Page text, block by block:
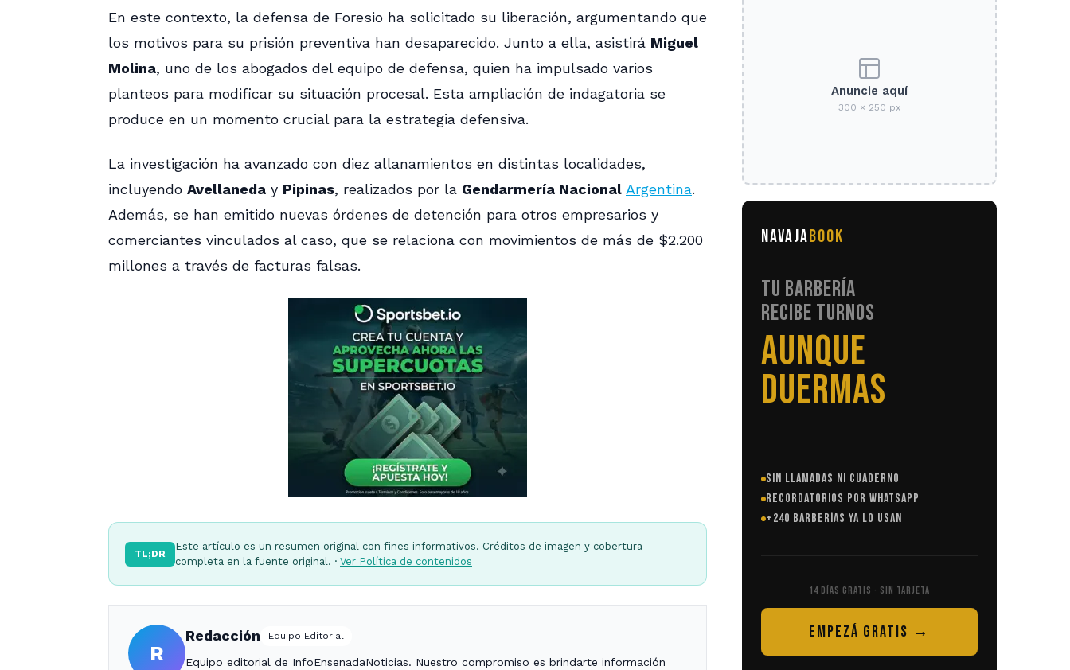
En este contexto, la defensa de Foresio ha solicitado su liberación, argumentando que
los motivos para su prisión preventiva han desaparecido. Junto a ella, asistirá Miguel
Molina, uno de los abogados del equipo de defensa, quien ha impulsado varios
planteos para modificar su situación procesal. Esta ampliación de indagatoria se
produce en un momento crucial para la estrategia defensiva.
La investigación ha avanzado con diez allanamientos en distintas localidades,
incluyendo Avellaneda y Pipinas, realizados por la Gendarmería Nacional Argentina.
Además, se han emitido nuevas órdenes de detención para otros empresarios y
comerciantes vinculados al caso, que se relaciona con movimientos de más de $2.200
millones a través de facturas falsas.
TL;DR
Este artículo es un resumen original con fines informativos. Créditos de imagen y cobertura
completa en la fuente original. · Ver Política de contenidos
R
Redacción Equipo Editorial
Equipo editorial de InfoEnsenadaNoticias. Nuestro compromiso es brindarte información
Anuncie aquí
300 × 250 px
NAVAJABOOK
TU BARBERÍA
RECIBE TURNOS
SIN LLAMADAS
SIN LLAMADAS NI CUADERNO
RECORDATORIOS POR WHATSAPP
+240 BARBERÍAS YA LO USAN
14 DÍAS GRATIS · SIN TARJETA
EMPEZÁ GRATIS →